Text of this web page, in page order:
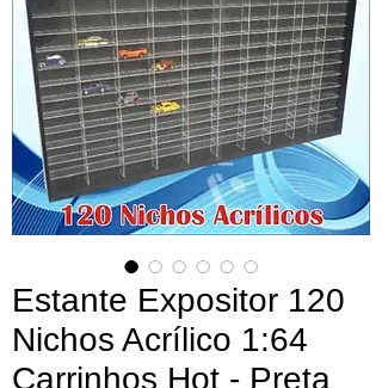
Estante Expositor 120
Nichos Acrílico 1:64
Carrinhos Hot - Preta